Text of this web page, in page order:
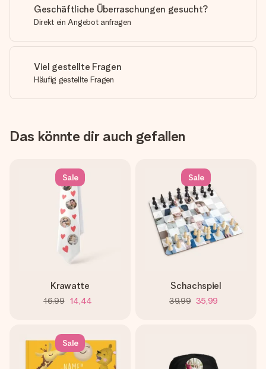
Geschäftliche Überraschungen gesucht?
Direkt ein Angebot anfragen
Viel gestellte Fragen
Häufig gestellte Fragen
Das könnte dir auch gefallen
Sale
Krawatte
16,99 14,44
Sale
Schachspiel
39,99 35,99
Sale